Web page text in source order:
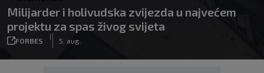
Milijarder i holivudska zvijezda u najvećem
projektu za spas živog svijeta
FORBES
|
5. aug.